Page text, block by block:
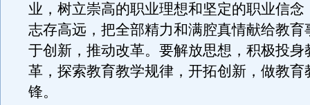
业，树立崇高的职业理想和坚定的职业信念
志存高远，把全部精力和满腔真情献给教育
于创新，推动改革。要解放思想，积极投身
革，探索教育教学规律，开拓创新，做教育
锋。